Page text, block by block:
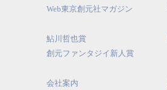
Web東京創元社マガジン
鮎川哲也賞
創元ファンタジイ新人賞
会社案内